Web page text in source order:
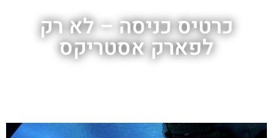
כרטיס כניסה – לא רק
לפארק אסטריקס